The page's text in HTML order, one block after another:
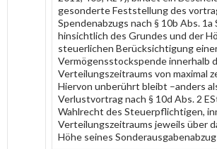
gesonderte Feststellung des
Spendenabzugs nach § 10b Abs. 1a
hinsichtlich des Grundes und der
steuerlichen Berücksichtigung
Vermögensstockspende innerhalb
Verteilungszeitraums von maximal
Hiervon unberührt bleibt –anders
Verlustvortrag nach § 10d Abs. 2
Wahlrecht des Steuerpflichtigen,
Verteilungszeitraums jeweils über
Höhe seines